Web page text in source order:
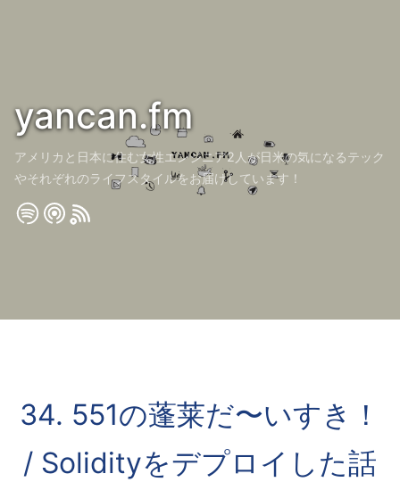
yancan.fm
アメリカと日本に住む女性エンジニア2人が日米の気になるテック
やそれぞれのライフスタイルをお届けしています！
34. 551の蓬莱だ〜いすき！
/ Solidityをデプロイした話